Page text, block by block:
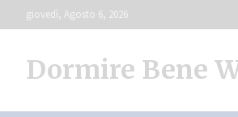
to
giovedì, Agosto 6, 2026
Dormire Bene